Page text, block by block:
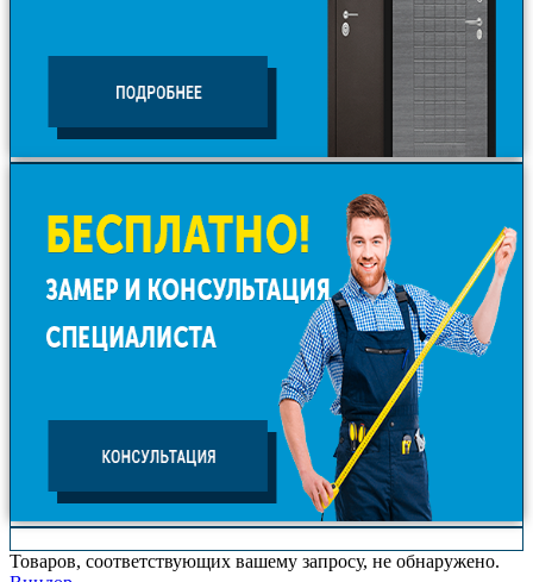
Товаров, соответствующих вашему запросу, не обнаружено.